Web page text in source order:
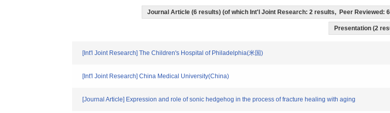
Journal Article (6 results) (of which Int'l Joint Research: 2 results, Peer
Presentation (2
[Int'l Joint Research] The Children's Hospital of Philadelphia(米国)
[Int'l Joint Research] China Medical University(China)
[Journal Article] Expression and role of sonic hedgehog in the process of fracture healing with aging